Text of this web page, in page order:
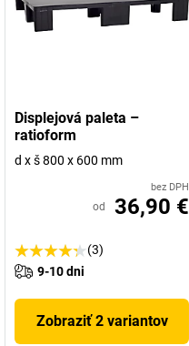
Displejová paleta –
ratioform
d x š 800 x 600 mm
bez DPH
od 36,90 €
(3)
9-10 dni
Zobraziť 2 variantov